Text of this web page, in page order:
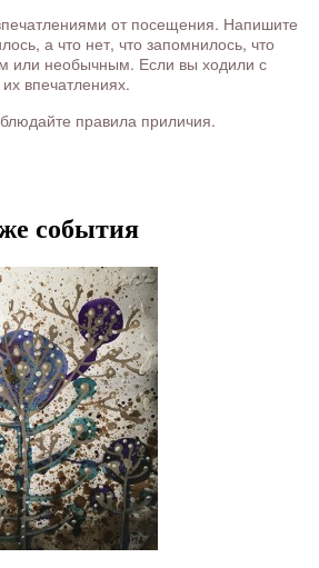
от посещения. Напишите
а что нет, что запомнилось, что
или необычным. Если вы ходили с
впечатлениях.
правила приличия.
события